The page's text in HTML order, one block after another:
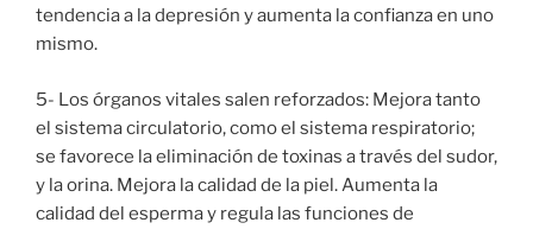
tendencia a la depresión y aumenta la confianza en uno
mismo.
5- Los órganos vitales salen reforzados: Mejora tanto
el sistema circulatorio, como el sistema respiratorio;
se favorece la eliminación de toxinas a través del sudor,
y la orina. Mejora la calidad de la piel. Aumenta la
calidad del esperma y regula las funciones de